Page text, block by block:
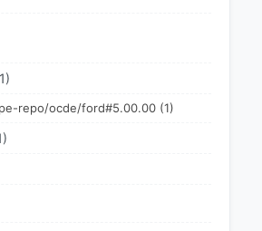
repo/ocde/ford#5.00.00 (1)